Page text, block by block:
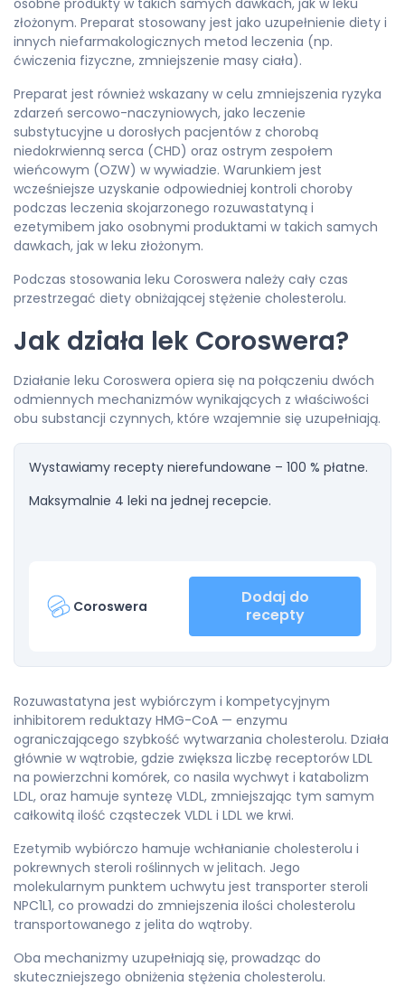
osobne produkty w takich samych dawkach, jak w leku
złożonym. Preparat stosowany jest jako uzupełnienie diety i
innych niefarmakologicznych metod leczenia (np.
ćwiczenia fizyczne, zmniejszenie masy ciała).
Preparat jest również wskazany w celu zmniejszenia ryzyka
zdarzeń sercowo-naczyniowych, jako leczenie
substytucyjne u dorosłych pacjentów z chorobą
niedokrwienną serca (CHD) oraz ostrym zespołem
wieńcowym (OZW) w wywiadzie. Warunkiem jest
wcześniejsze uzyskanie odpowiedniej kontroli choroby
podczas leczenia skojarzonego rozuwastatyną i
ezetymibem jako osobnymi produktami w takich samych
dawkach, jak w leku złożonym.
Podczas stosowania leku Coroswera należy cały czas
przestrzegać diety obniżającej stężenie cholesterolu.
Jak działa lek Coroswera?
Działanie leku Coroswera opiera się na połączeniu dwóch
odmiennych mechanizmów wynikających z właściwości
obu substancji czynnych, które wzajemnie się uzupełniają.
Wystawiamy recepty nierefundowane – 100 % płatne.
Maksymalnie 4 leki na jednej recepcie.
Coroswera
Dodaj do
recepty
Rozuwastatyna jest wybiórczym i kompetycyjnym
inhibitorem reduktazy HMG-CoA — enzymu
ograniczającego szybkość wytwarzania cholesterolu. Działa
głównie w wątrobie, gdzie zwiększa liczbę receptorów LDL
na powierzchni komórek, co nasila wychwyt i katabolizm
LDL, oraz hamuje syntezę VLDL, zmniejszając tym samym
całkowitą ilość cząsteczek VLDL i LDL we krwi.
Ezetymib wybiórczo hamuje wchłanianie cholesterolu i
pokrewnych steroli roślinnych w jelitach. Jego
molekularnym punktem uchwytu jest transporter steroli
NPC1L1, co prowadzi do zmniejszenia ilości cholesterolu
transportowanego z jelita do wątroby.
Oba mechanizmy uzupełniają się, prowadząc do
skuteczniejszego obniżenia stężenia cholesterolu.